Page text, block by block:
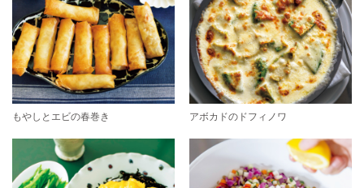
もやしとエビの春巻き アボカドのドフィノワ